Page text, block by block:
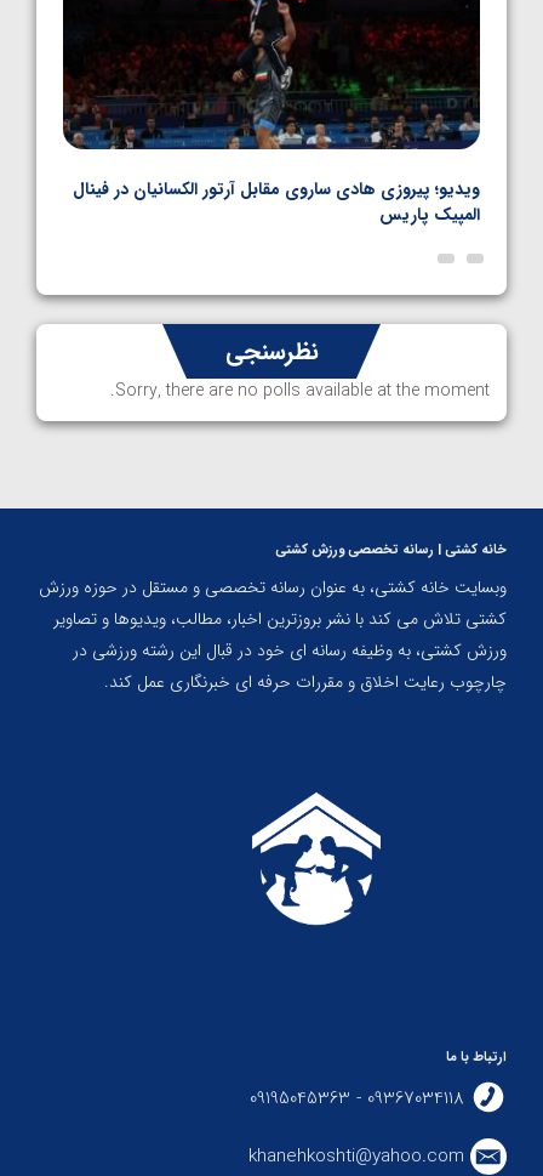
ویدیو؛ پیروزی هادی ساروی مقابل آرتور الکسانیان در فینال
المپیک پاریس
نظرسنجی
Sorry, there are no polls available at the moment.
خانه کشتی | رسانه تخصصی ورزش کشتی
وبسایت خانه کشتی، به عنوان رسانه تخصصی و مستقل در حوزه ورزش
کشتی تلاش می کند با نشر بروزترین اخبار، مطالب، ویدیوها و تصاویر
ورزش کشتی، به وظیفه رسانه ای خود در قبال این رشته ورزشی در
چارچوب رعایت اخلاق و مقررات حرفه ای خبرنگاری عمل کند.
ارتباط با ما
09367034118 - 09195045363
khanehkoshti@yahoo.com